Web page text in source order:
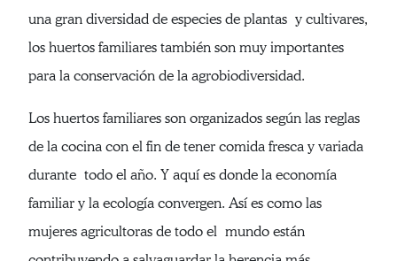
una gran diversidad de especies de plantas y cultivares,
los huertos familiares también son muy importantes
para la conservación de la agrobiodiversidad.
Los huertos familiares son organizados según las reglas
de la cocina con el fin de tener comida fresca y variada
durante todo el año. Y aquí es donde la economía
familiar y la ecología convergen. Así es como las
mujeres agricultoras de todo el mundo están